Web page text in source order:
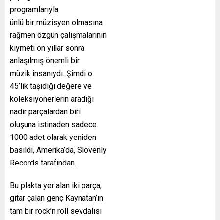
programlarıyla
ünlü bir müzisyen olmasına
rağmen özgün çalışmalarının
kıymeti on yıllar sonra
anlaşılmış önemli bir
müzik insanıydı. Şimdi o
45’lik taşıdığı değere ve
koleksiyonerlerin aradığı
nadir parçalardan biri
oluşuna istinaden sadece
1000 adet olarak yeniden
basıldı, Amerika’da, Slovenly
Records tarafından.
Bu plakta yer alan iki parça,
gitar çalan genç Kaynatan’ın
tam bir rock’n roll sevdalısı